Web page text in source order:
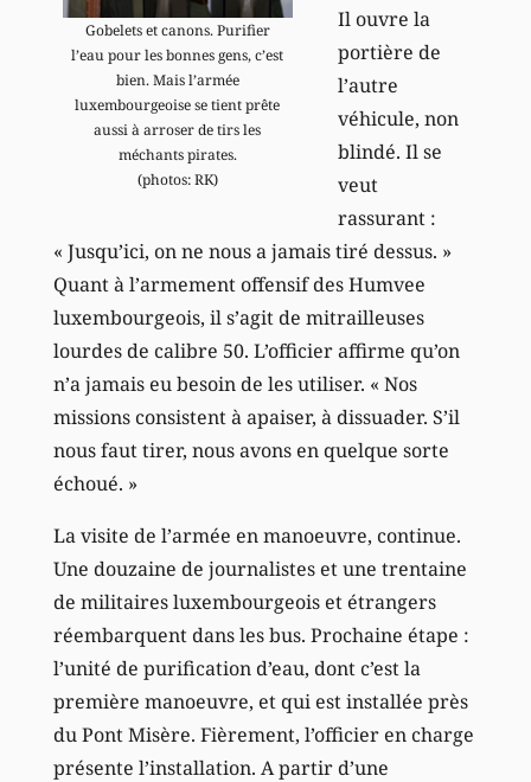
Gobelets et canons. Purifier
l’eau pour les bonnes gens, c’est
bien. Mais l’armée
luxembourgeoise se tient prête
aussi à arroser de tirs les
méchants pirates.
(photos: RK)
Il ouvre la
portière de
l’autre
véhicule, non
blindé. Il se
veut
rassurant :
« Jusqu’ici, on ne nous a jamais tiré dessus. »
Quant à l’armement offensif des Humvee
luxembourgeois, il s’agit de mitrailleuses
lourdes de calibre 50. L’officier affirme qu’on
n’a jamais eu besoin de les utiliser. « Nos
missions consistent à apaiser, à dissuader. S’il
nous faut tirer, nous avons en quelque sorte
échoué. »
La visite de l’armée en manoeuvre, continue.
Une douzaine de journalistes et une trentaine
de militaires luxembourgeois et étrangers
réembarquent dans les bus. Prochaine étape :
l’unité de purification d’eau, dont c’est la
première manoeuvre, et qui est installée près
du Pont Misère. Fièrement, l’officier en charge
présente l’installation. A partir d’une